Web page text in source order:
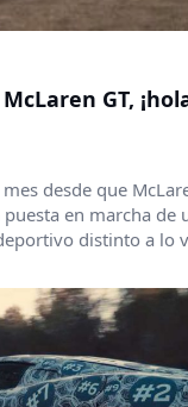
GT,
desde que
en marcha de
distinto a lo